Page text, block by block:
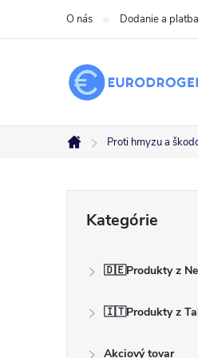
O nás Dodanie a platba
Domov
Proti hmyzu a
kategórie
Kategórie
🇩🇪Produkty z
🇮🇹Produkty z
Akciový tovar